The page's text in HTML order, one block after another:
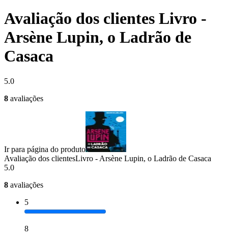
Avaliação dos clientes Livro -
Arsène Lupin, o Ladrão de
Casaca
5.0
8 avaliações
Ir para página do produto
Avaliação dos clientesLivro - Arsène Lupin, o Ladrão de Casaca
5.0
8 avaliações
5
8